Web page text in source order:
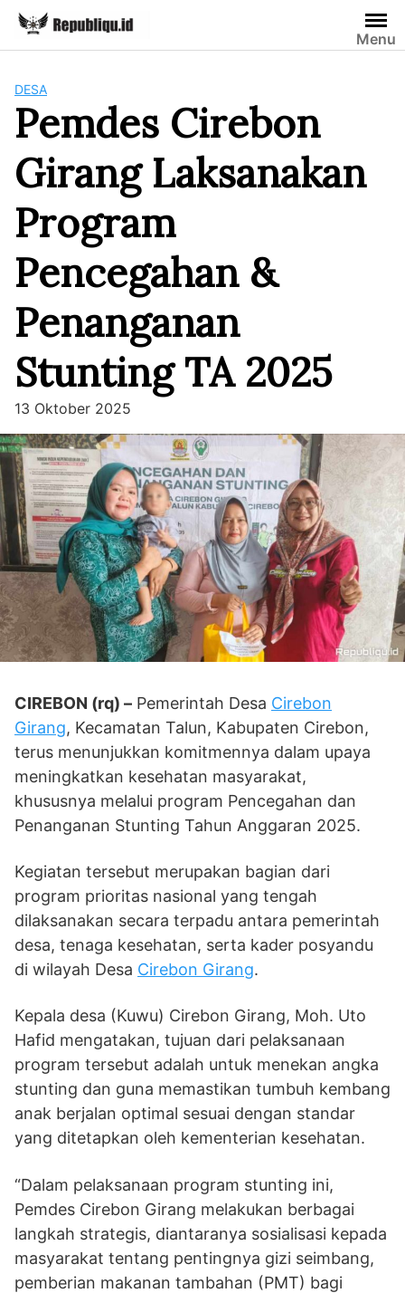
Skip
content
Menu
DESA
Pemdes Cirebon
Girang Laksanakan
Program
Pencegahan &
Penanganan
Stunting TA 2025
13 Oktober 2025
CIREBON (rq) – Pemerintah Desa Cirebon
Girang, Kecamatan Talun, Kabupaten Cirebon,
terus menunjukkan komitmennya dalam upaya
meningkatkan kesehatan masyarakat,
khususnya melalui program Pencegahan dan
Penanganan Stunting Tahun Anggaran 2025.
Kegiatan tersebut merupakan bagian dari
program prioritas nasional yang tengah
dilaksanakan secara terpadu antara pemerintah
desa, tenaga kesehatan, serta kader posyandu
di wilayah Desa Cirebon Girang.
Kepala desa (Kuwu) Cirebon Girang, Moh. Uto
Hafid mengatakan, tujuan dari pelaksanaan
program tersebut adalah untuk menekan angka
stunting dan guna memastikan tumbuh kembang
anak berjalan optimal sesuai dengan standar
yang ditetapkan oleh kementerian kesehatan.
“Dalam pelaksanaan program stunting ini,
Pemdes Cirebon Girang melakukan berbagai
langkah strategis, diantaranya sosialisasi kepada
masyarakat tentang pentingnya gizi seimbang,
pemberian makanan tambahan (PMT) bagi